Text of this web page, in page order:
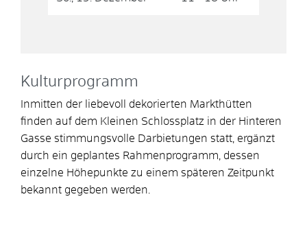
Kulturprogramm
Inmitten der liebevoll dekorierten Markthütten
finden auf dem Kleinen Schlossplatz in der Hinteren
Gasse stimmungsvolle Darbietungen statt, ergänzt
durch ein geplantes Rahmenprogramm, dessen
einzelne Höhepunkte zu einem späteren Zeitpunkt
bekannt gegeben werden.